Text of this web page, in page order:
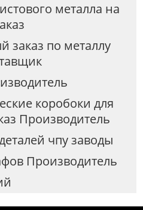
металла на
заказ по металлу
коробоки для
Производитель
чпу заводы
Производитель